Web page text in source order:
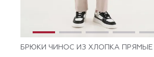
БРЮКИ ЧИНОС ИЗ ХЛОПКА ПРЯМЫЕ